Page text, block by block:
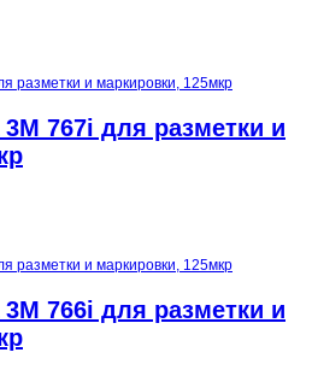
767i для разметки и
766i для разметки и